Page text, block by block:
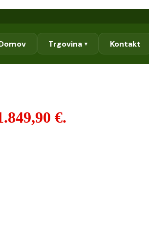
Trgovina ▾ Kontakt
€.